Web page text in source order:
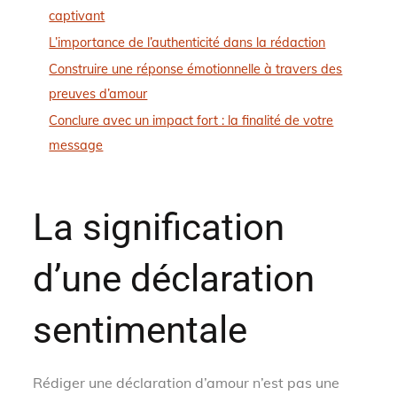
captivant
L’importance de l’authenticité dans la rédaction
Construire une réponse émotionnelle à travers des
preuves d’amour
Conclure avec un impact fort : la finalité de votre
message
La signification
d’une déclaration
sentimentale
Rédiger une déclaration d’amour n’est pas une